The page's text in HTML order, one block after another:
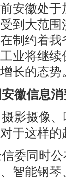
安徽处
到大范
制约着
业将继
长的态势
徽信息
影摄像
于这样
委同时
智能钢